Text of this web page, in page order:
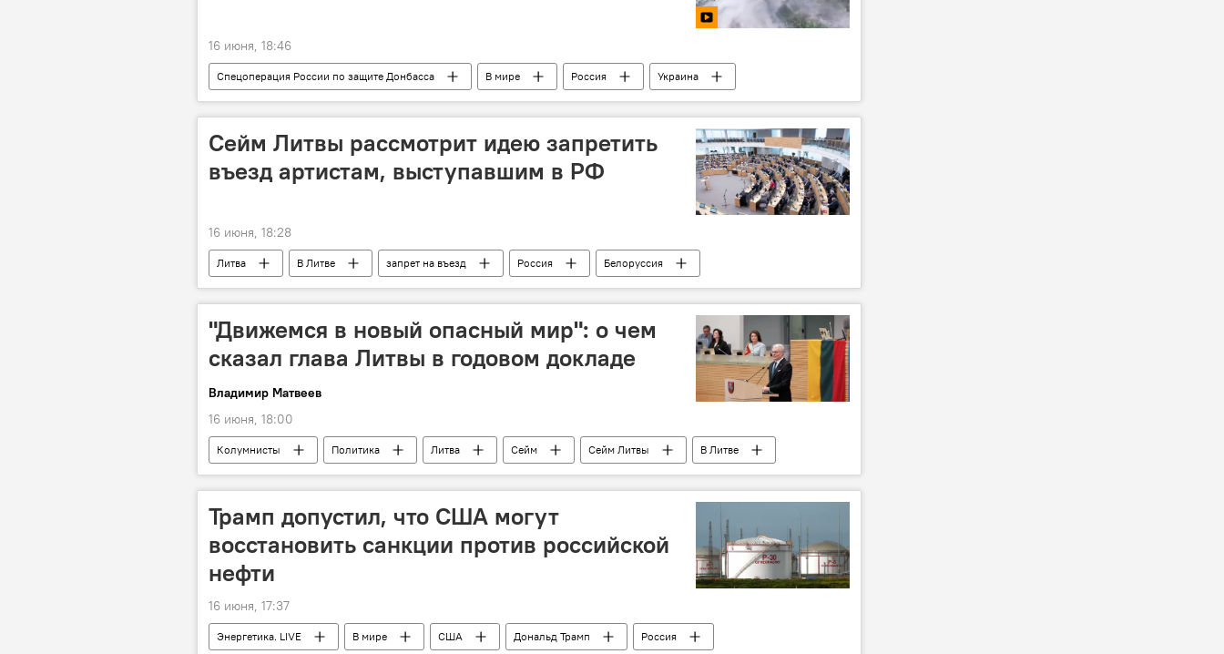
16 июня, 18:46
Спецоперация России по защите Донбасса В мире Россия
Украина
Минобороны РФ
Сейм Литвы рассмотрит идею запретить
въезд артистам, выступавшим в РФ
16 июня, 18:28
Литва В Литве запрет на въезд Россия
Белоруссия
Сейм Литвы
Сейм Политика Культура выступление
"Движемся в новый опасный мир": о чем
сказал глава Литвы в годовом докладе
Владимир Матвеев
16 июня, 18:00
Колумнисты Политика Литва Сейм Сейм Литвы
В Литве
Гитанас Науседа
годовой доклад президента доклад
США
Трамп допустил, что США могут
восстановить санкции против российской
нефти
16 июня, 17:37
Энергетика. LIVE В мире США Дональд Трамп
Россия